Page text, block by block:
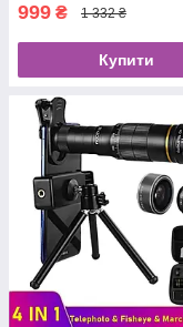
999 ₴ 1 332 ₴
Купити